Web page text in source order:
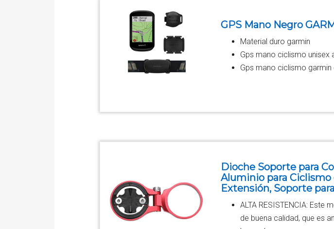
GPS Mano Negro
Material duro garmin
Gps mano ciclismo unisex
Gps mano ciclismo
Dioche Soporte para
Aluminio para
Extensión, Soporte
ALTA RESISTENCIA:
de buena calidad, que es